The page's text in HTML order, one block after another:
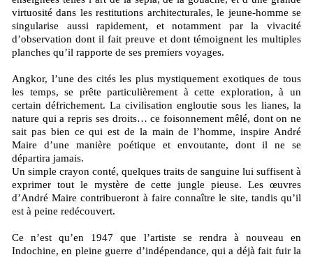
virtuosité dans les restitutions architecturales, le jeune-homme se
singularise aussi rapidement, et notamment par la vivacité
d’observation dont il fait preuve et dont témoignent les multiples
planches qu’il rapporte de ses premiers voyages.
Angkor, l’une des cités les plus mystiquement exotiques de tous
les temps, se prête particulièrement à cette exploration, à un
certain défrichement. La civilisation engloutie sous les lianes, la
nature qui a repris ses droits… ce foisonnement mêlé, dont on ne
sait pas bien ce qui est de la main de l’homme, inspire André
Maire d’une manière poétique et envoutante, dont il ne se
départira jamais.
Un simple crayon conté, quelques traits de sanguine lui suffisent à
exprimer tout le mystère de cette jungle pieuse. Les œuvres
d’André Maire contribueront à faire connaître le site, tandis qu’il
est à peine redécouvert.
Ce n’est qu’en 1947 que l’artiste se rendra à nouveau en
Indochine, en pleine guerre d’indépendance, qui a déjà fait fuir la